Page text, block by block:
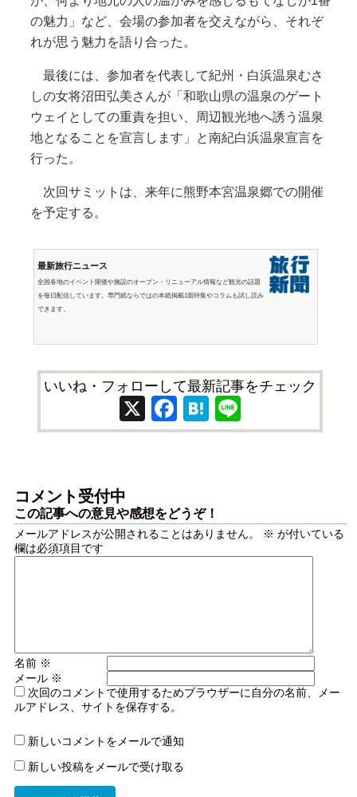
の魅力」など、会場の参加者を交えながら、それぞ
れが思う魅力を語り合った。
最後には、参加者を代表して紀州・白浜温泉むさ
しの女将沼田弘美さんが「和歌山県の温泉のゲート
ウェイとしての重責を担い、周辺観光地へ誘う温泉
地となることを宣言します」と南紀白浜温泉宣言を
行った。
次回サミットは、来年に熊野本宮温泉郷での開催
を予定する。
最新旅行ニュース
全国各地のイベント開催や施設のオープン・リニューアル情報など観光の話題
を毎日配信しています。専門紙ならではの本紙掲載1面特集やコラムも試し読み
できます。
いいね・フォローして最新記事をチェック
X Facebook
Hatena
コメント受付中
この記事への意見や感想をどうぞ！
メールアドレスが公開されることはありません。 ※ が付いている
欄は必須項目です
名前 ※
メール ※
次回のコメントで使用するためブラウザーに自分の名前、メー
ルアドレス、サイトを保存する。
新しいコメントをメールで通知
新しい投稿をメールで受け取る